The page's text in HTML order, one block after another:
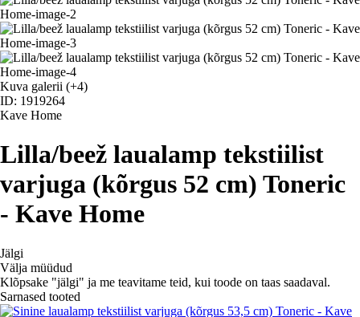
Kuva galerii (+4)
ID: 1919264
Kave Home
Lilla/beež laualamp tekstiilist
varjuga (kõrgus 52 cm) Toneric
- Kave Home
Jälgi
Välja müüdud
Klõpsake "jälgi" ja me teavitame teid, kui toode on taas saadaval.
Sarnased tooted